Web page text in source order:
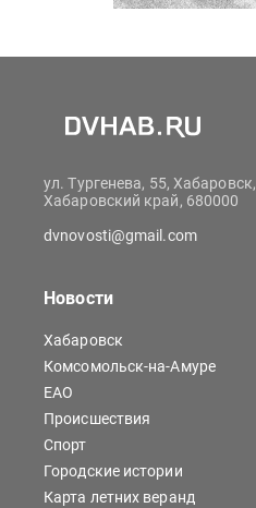
ул. Тургенева, 55, Хабаровск,
Хабаровский край, 680000
dvnovosti@gmail.com
Новости
Хабаровск
Комсомольск-на-Амуре
ЕАО
Происшествия
Спорт
Городские истории
Карта летних веранд